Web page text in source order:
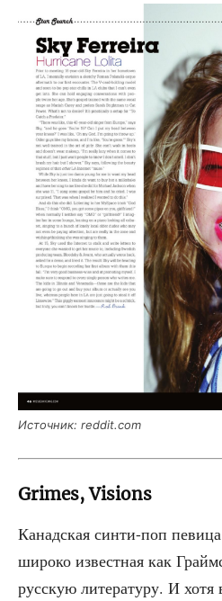
Источ­ник: reddit.com
Grimes, Visions
Канад­ская син­ти-поп
широ­ко извест­ная как
рус­скую лите­ра­ту­ру. И хотя